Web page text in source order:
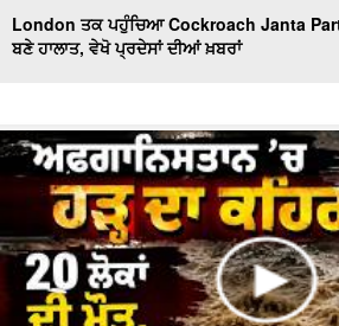
London ਤਕ ਪਹੁੰਚਿਆ Cockroach Janta
ਬਣੇ ਹਾਲਾਤ, ਵੇਖੋ ਪ੍ਰਦੇਸਾਂ ਦੀਆਂ ਖ਼ਬਰਾਂ